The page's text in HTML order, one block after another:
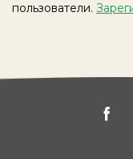
пользователи.